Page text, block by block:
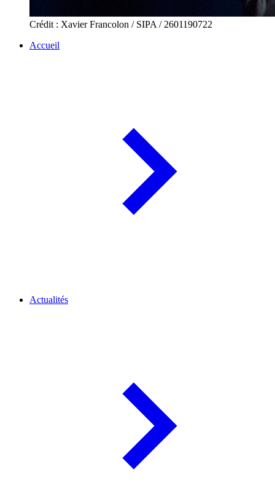
Crédit : Xavier Francolon / SIPA / 2601190722
Accueil
Actualités